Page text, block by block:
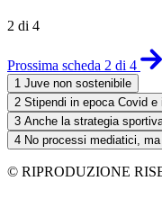
2 di 4
Prossima scheda 2 di 4
1 Juve non sostenibile
2 Stipendi in epoca Covid
3 Anche la strategia
4 No processi mediatici,
© RIPRODUZIONE